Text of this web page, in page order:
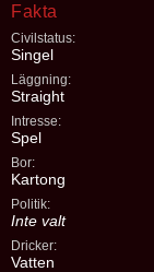
Fakta
Civilstatus:
Singel
Läggning:
Straight
Intresse:
Spel
Bor:
Kartong
Politik:
Inte valt
Dricker:
Vatten